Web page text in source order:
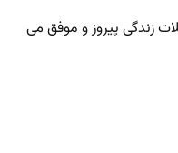
زندگی پیروز و موفق می